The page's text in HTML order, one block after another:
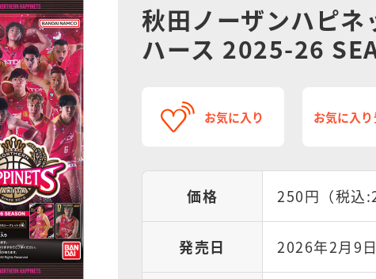
R.E.D.・ス
隊シリーズ
秋田ノーザンハピネ
ハース 2025-26
お気に入り お気に入
価格 250円（税込
発売日 2026年2月9